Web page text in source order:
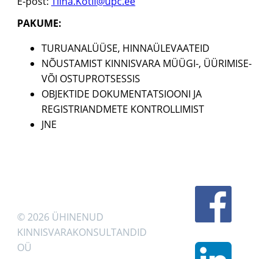
PAKUME:
TURUANALÜÜSE, HINNAÜLEVAATEID
NÕUSTAMIST KINNISVARA MÜÜGI-, ÜÜRIMISE-
VÕI OSTUPROTSESSIS
OBJEKTIDE DOKUMENTATSIOONI JA
REGISTRIANDMETE KONTROLLIMIST
JNE
© 2026 ÜHINENUD
KINNISVARAKONSULTANDID
OÜ